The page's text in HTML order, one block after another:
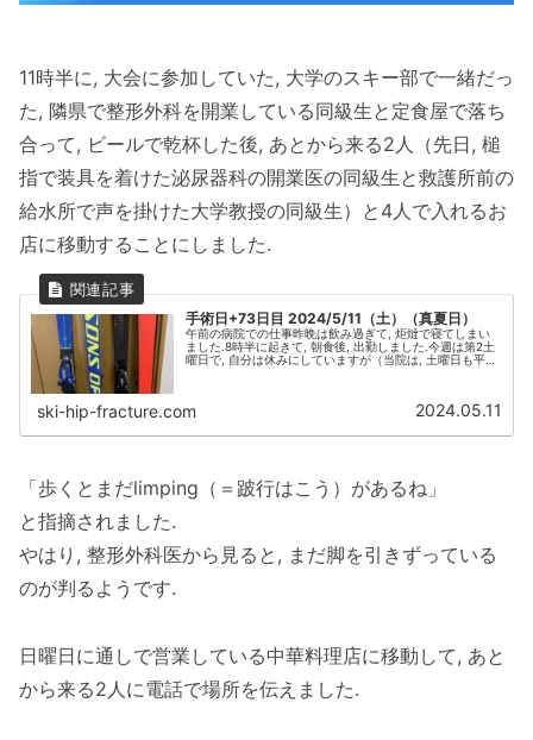
11時半に, 大会に参加していた, 大学のスキー部で一緒だっ
た, 隣県で整形外科を開業している同級生と定食屋で落ち
合って, ビールで乾杯した後, あとから来る2人（先日, 槌
指で装具を着けた泌尿器科の開業医の同級生と救護所前の
給水所で声を掛けた大学教授の同級生）と4人で入れるお
店に移動することにしました.
手術日+73日目 2024/5/11（土）（真夏日）
午前の病院での仕事昨晩は飲み過ぎて, 炬燵で寝てしまい
ました.8時半に起きて, 朝食後, 出勤しました.今週は第2土
曜日で, 自分は休みにしていますが（当院は, 土曜日も平日
ski-hip-fracture.com 2024.05.11
「歩くとまだlimping（＝跛行はこう）があるね」
と指摘されました.
やはり, 整形外科医から見ると, まだ脚を引きずっている
のが判るようです.
日曜日に通しで営業している中華料理店に移動して, あと
から来る2人に電話で場所を伝えました.